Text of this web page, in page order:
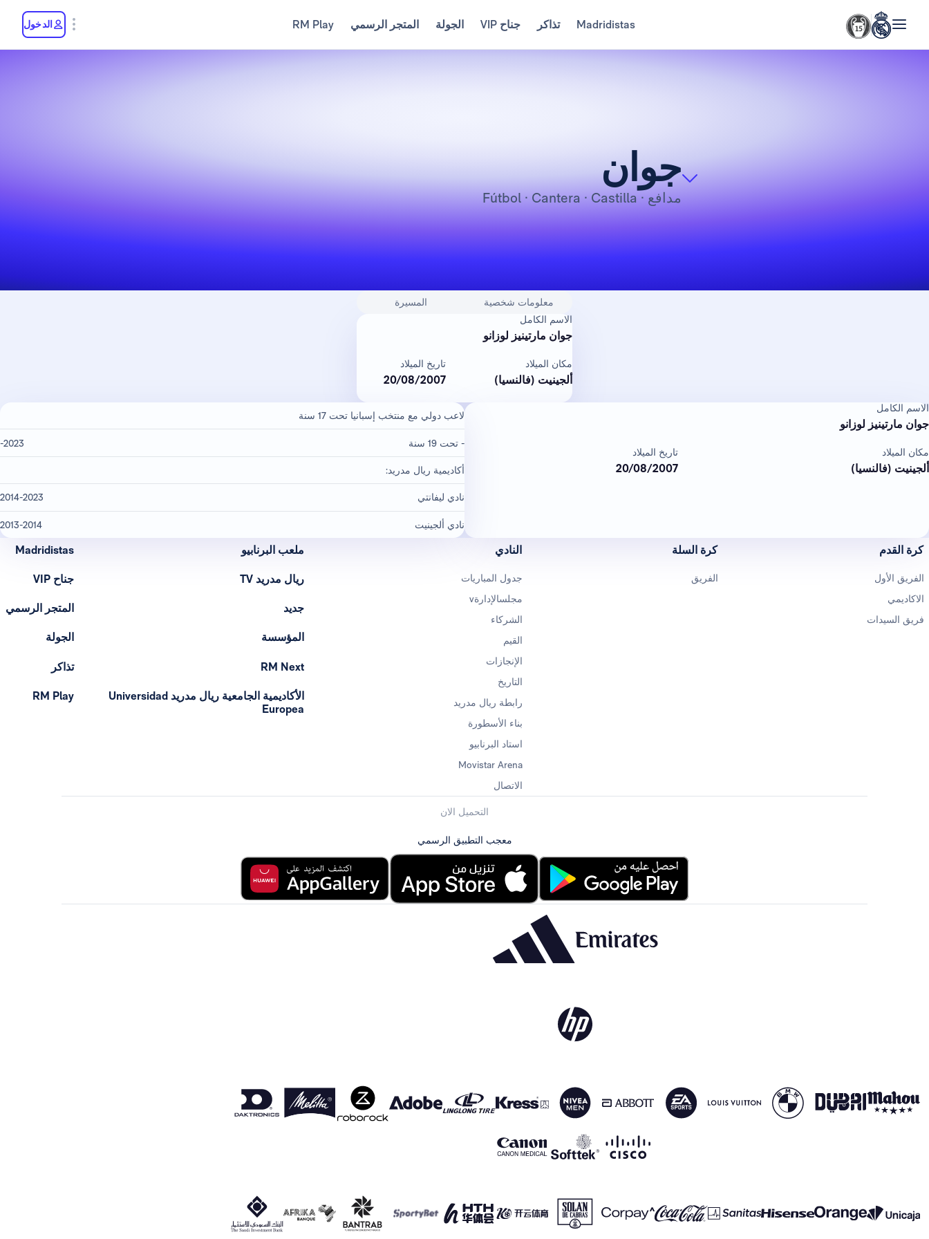
Madridistas تذاكر جناح VIP الجولة المتجر الرسمي RM Play الدخول
جوان
مدافع · Fútbol · Cantera · Castilla
معلومات شخصية
المسيرة
الاسم الكامل
جوان مارتينيز لوزانو
مكان الميلاد
ألجينيت (فالنسيا)
تاريخ الميلاد
20/08/2007
الاسم الكامل
جوان مارتينيز لوزانو
مكان الميلاد
ألجينيت (فالنسيا)
تاريخ الميلاد
20/08/2007
لاعب دولي مع منتخب إسبانيا تحت 17 سنة
- تحت 19 سنة 2023-
أكاديمية ريال مدريد:
نادي ليفانتي 2014-2023
نادي ألجينيت 2013-2014
كرة القدم
الفريق الأول
الاكاديمي
فريق السيدات
كرة السلة
الفريق
النادي
جدول المباريات
مجلسالإدارةv
الشركاء
القيم
الإنجازات
التاريخ
رابطة ريال مدريد
بناء الأسطورة
استاد البرنابيو
Movistar Arena
الاتصال
ملعب البرنابيو
ريال مدريد TV
جديد
المؤسسة
RM Next
الأكاديمية الجامعية ريال مدريد Universidad
Europea
Madridistas
جناح VIP
المتجر الرسمي
الجولة
تذاكر
RM Play
التحميل الان
معجب التطبيق الرسمي